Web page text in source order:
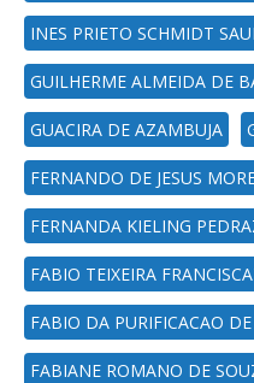
INES PRIETO SCHMIDT
GUILHERME ALMEIDA DE
GUACIRA DE AZAMBUJA
FERNANDO DE JESUS
FERNANDA KIELING
FABIO TEIXEIRA
FABIO DA PURIFICACAO
FABIANE ROMANO DE